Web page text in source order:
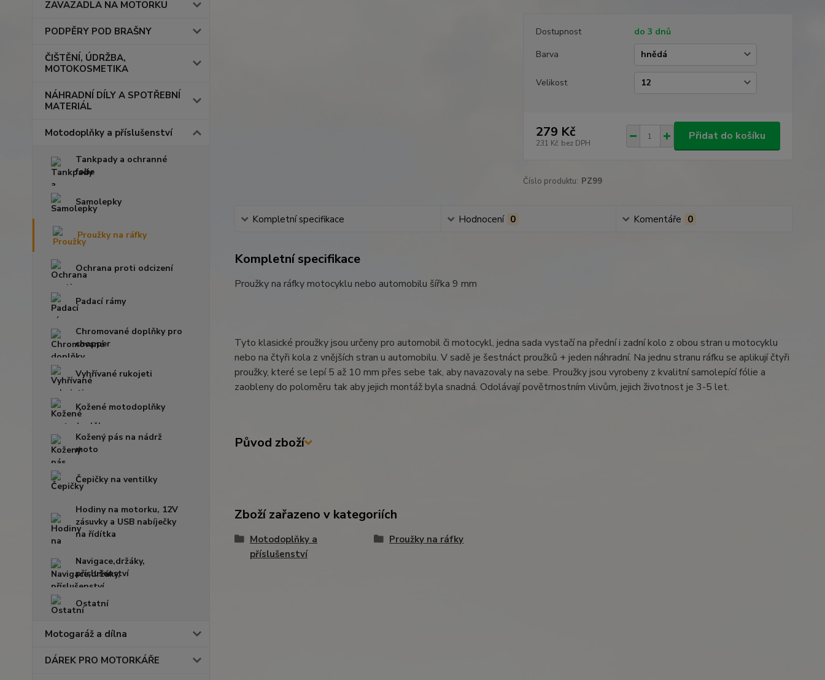
ZAVAZADLA NA MOTORKU
PODPĚRY POD BRAŠNY
ČIŠTĚNÍ, ÚDRŽBA,
MOTOKOSMETIKA
NÁHRADNÍ DÍLY A SPOTŘEBNÍ
MATERIÁL
Motodoplňky a příslušenství
Tankpady a ochranné
folie
Samolepky
Proužky na ráfky
Ochrana proti odcizení
Padací rámy
Chromované doplňky pro
chopper
Vyhřívané rukojeti
Kožené motodoplňky
Kožený pás na nádrž
moto
Čepičky na ventilky
Hodiny na motorku, 12V
zásuvky a USB nabíječky
na řídítka
Navigace,držáky,
příslušenství
Ostatní
Motogaráž a dílna
DÁREK PRO MOTORKÁŘE
Dostupnost
do 3 dnů
Barva
Velikost
279 Kč
231 Kč bez DPH
Přidat do košíku
Číslo produktu: PZ99
Kompletní specifikace Hodnocení 0 Komentáře 0
Kompletní specifikace
Proužky na ráfky motocyklu nebo automobilu šířka 9 mm
Tyto klasické proužky jsou určeny pro automobil či motocykl, jedna sada vystačí na přední i zadní kolo z obou stran u motocyklu
nebo na čtyři kola z vnějších stran u automobilu. V sadě je šestnáct proužků + jeden náhradní. Na jednu stranu ráfku se aplikují čtyři
proužky, které se lepí 5 až 10 mm přes sebe tak, aby navazovaly na sebe. Proužky jsou vyrobeny z kvalitní samolepící fólie a
zaobleny do poloměru tak aby jejich montáž byla snadná. Odolávají povětrnostním vlivům, jejich životnost je 3-5 let.
Původ zboží
Zboží zařazeno v kategoriích
Motodoplňky a
příslušenství
Proužky na ráfky